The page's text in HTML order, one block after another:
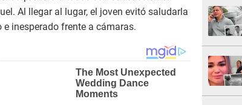
Al llegar al lugar, el joven evitó saludarla
inesperado frente a cámaras.